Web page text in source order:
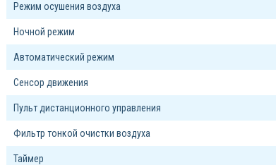
Режим осушения воздуха
Ночной режим
Автоматический режим
Сенсор движения
Пульт дистанционного управления
Фильтр тонкой очистки воздуха
Таймер